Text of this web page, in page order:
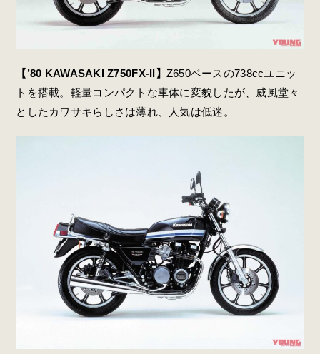
【’80 KAWASAKI Z750FX-II】 Z650ベースの738ccユニッ
トを搭載。軽量コンパクトな車体に変貌したが、威風堂々
としたカワサキらしさは薄れ、人気は低迷。